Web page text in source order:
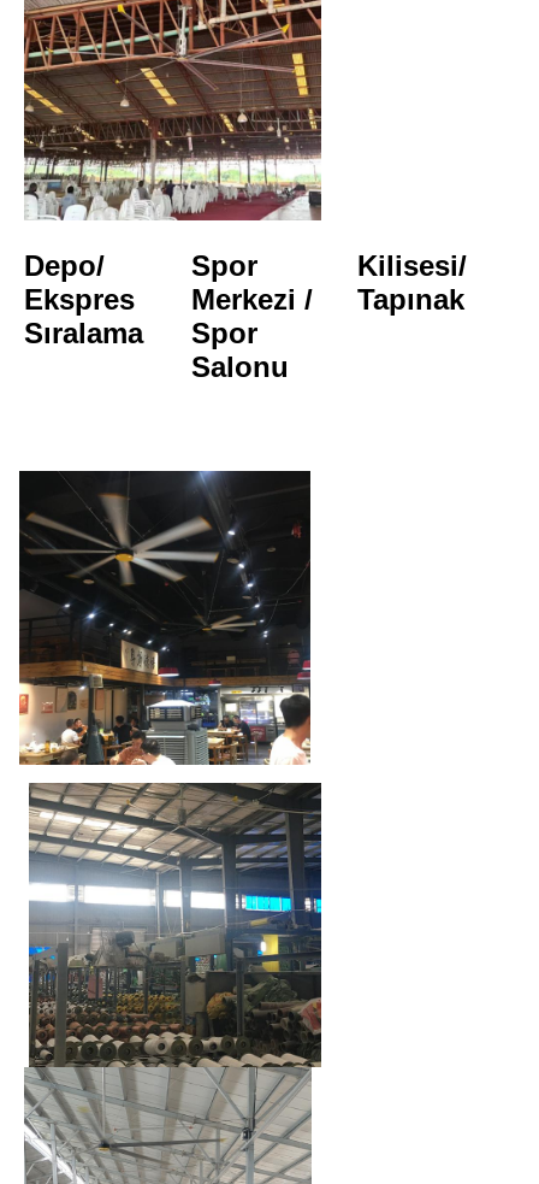
Depo/
Ekspres
Sıralama
Spor
Merkezi /
Spor
Salonu
Kilisesi/
Tapınak